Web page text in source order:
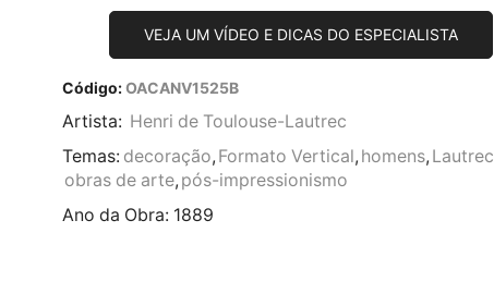
VEJA UM VÍDEO E DICAS DO ESPECIALISTA
Código:OACANV1525B
Artista: Henri de Toulouse-Lautrec
Temas: decoração, Formato Vertical, homens, Lautrec
obras de arte, pós-impressionismo
Ano da Obra: 1889